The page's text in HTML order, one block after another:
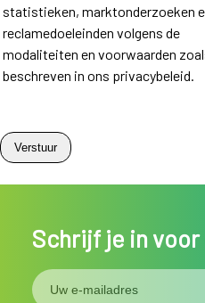
statistieken, marktonderzoeken
reclamedoeleinden volgens de
modaliteiten en voorwaarden
beschreven in ons privacybeleid.
Schrijf je in